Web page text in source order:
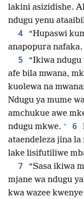
lakini asizidishe.
ndugu yenu
4
“Hupaswi
anapopura nafaka.
5
“Ikiwa ndugu
afe bila mwana,
kuolewa na
Ndugu ya mume
amchukue awe
ndugu mkwe. + 6
ataendeleza jina
lake lisifutiliwe
7
“Sasa ikiwa
mjane wa ndugu
kwa wazee